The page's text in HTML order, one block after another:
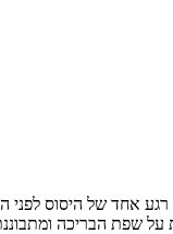
אחד של היסוס
על שפת הבריכה